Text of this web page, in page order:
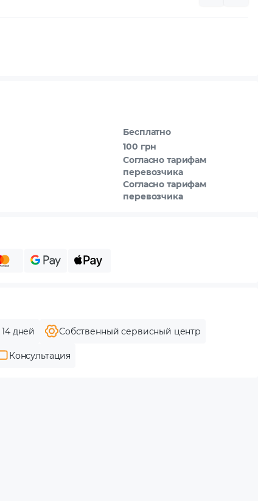
Бесплатно
100 грн
Согласно тарифам
перевозчика
Согласно тарифам
перевозчика
дней Собственный сервисный центр
Консультация